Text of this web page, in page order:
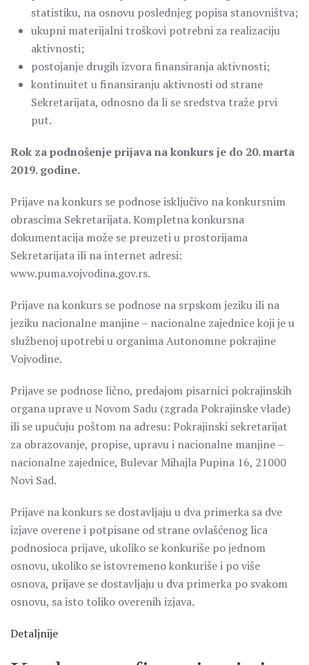
statistiku, na osnovu poslednjeg popisa stanovništva;
ukupni materijalni troškovi potrebni za realizaciju
aktivnosti;
postojanje drugih izvora finansiranja aktivnosti;
kontinuitet u finansiranju aktivnosti od strane
Sekretarijata, odnosno da li se sredstva traže prvi
put.
Rok za podnošenje prijava na konkurs je do 20. marta
2019. godine.
Prijave na konkurs se podnose isključivo na konkursnim
obrascima Sekretarijata. Kompletna konkursna
dokumentacija može se preuzeti u prostorijama
Sekretarijata ili na internet adresi:
www.puma.vojvodina.gov.rs.
Prijave na konkurs se podnose na srpskom jeziku ili na
jeziku nacionalne manjine – nacionalne zajednice koji je u
službenoj upotrebi u organima Autonomne pokrajine
Vojvodine.
Prijave se podnose lično, predajom pisarnici pokrajinskih
organa uprave u Novom Sadu (zgrada Pokrajinske vlade)
ili se upućuju poštom na adresu: Pokrajinski sekretarijat
za obrazovanje, propise, upravu i nacionalne manjine –
nacionalne zajednice, Bulevar Mihajla Pupina 16, 21000
Novi Sad.
Prijave na konkurs se dostavljaju u dva primerka sa dve
izjave overene i potpisane od strane ovlašćenog lica
podnosioca prijave, ukoliko se konkuriše po jednom
osnovu, ukoliko se istovremeno konkuriše i po više
osnova, prijave se dostavljaju u dva primerka po svakom
osnovu, sa isto toliko overenih izjava.
Detaljnije